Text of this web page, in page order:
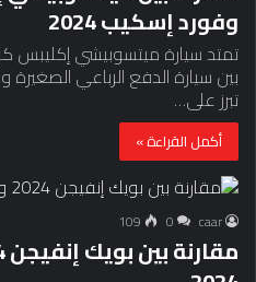
وفورد إسكيب 2024
بين سيارة الدفع الرباعي
تبرز على…
أكمل القراءة »
caar
0
109